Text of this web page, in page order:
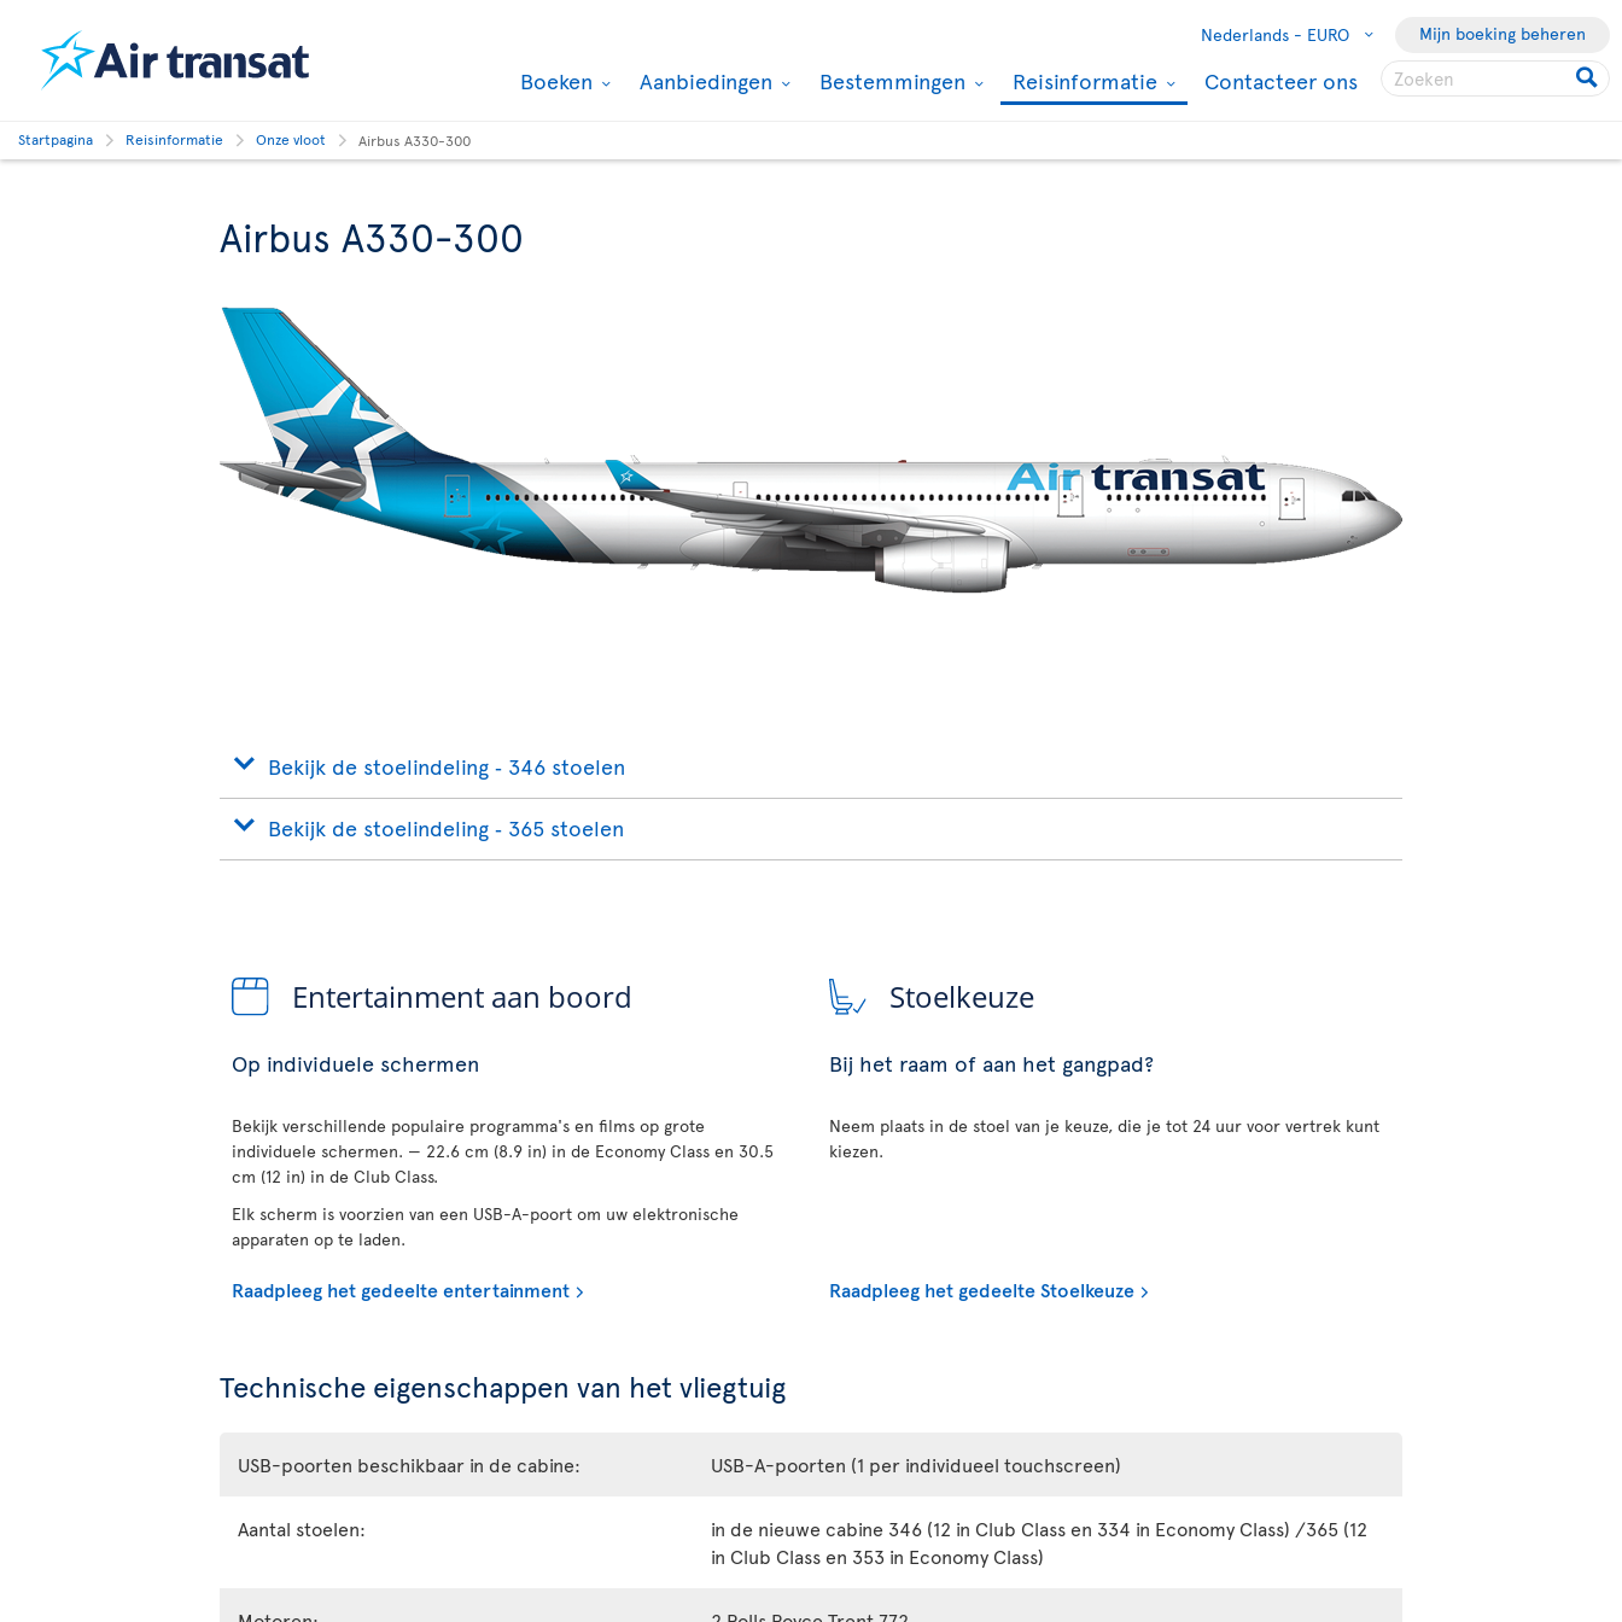
Nederlands - EURO Mijn boeking beheren
Boeken Aanbiedingen Bestemmingen Reisinformatie Contacteer ons
Startpagina Reisinformatie Onze vloot Airbus A330-300
Airbus A330-300
Bekijk de stoelindeling ‐ 346 stoelen
Bekijk de stoelindeling ‐ 365 stoelen
Entertainment aan boord
Op individuele schermen
Bekijk verschillende populaire programma's en films op grote
individuele schermen. — 22.6 cm (8.9 in) in de Economy Class en 30.5
cm (12 in) in de Club Class.
Elk scherm is voorzien van een USB-A-poort om uw elektronische
apparaten op te laden.
Raadpleeg het gedeelte entertainment
Stoelkeuze
Bij het raam of aan het gangpad?
Neem plaats in de stoel van je keuze, die je tot 24 uur voor vertrek kunt
kiezen.
Raadpleeg het gedeelte Stoelkeuze
Technische eigenschappen van het vliegtuig
USB-poorten beschikbaar in de cabine: USB-A-poorten (1 per individueel touchscreen)
Aantal stoelen:
in de nieuwe cabine 346 (12 in Club Class en 334 in Economy Class) /365 (12
in Club Class en 353 in Economy Class)